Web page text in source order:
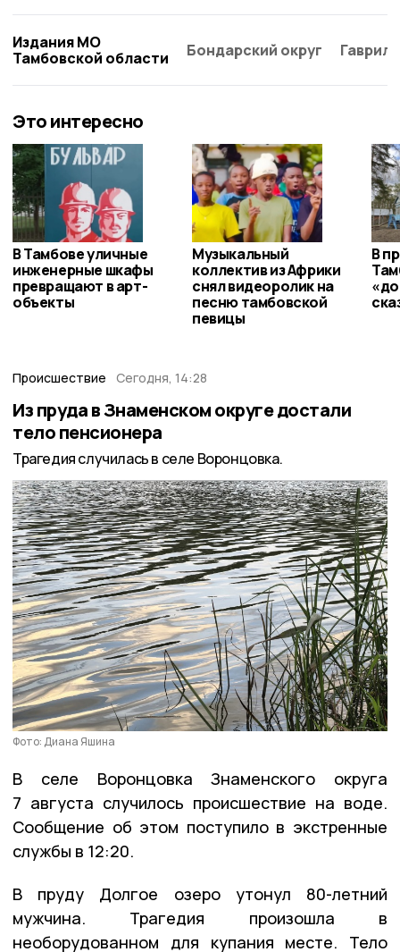
Издания МО
Тамбовской области
Бондарский округ
Это интересно
В Тамбове уличные
инженерные шкафы
превращают в арт-
объекты
Музыкальный
коллектив из Африки
снял видеоролик на
песню тамбовской
певицы
В
Происшествие Сегодня, 14:28
Из пруда в Знаменском округе достали
тело пенсионера
Трагедия случилась в селе Воронцовка.
Фото: Диана Яшина
В селе Воронцовка Знаменского округа
7 августа случилось происшествие на воде.
Сообщение об этом поступило в экстренные
службы в 12:20.
В пруду Долгое озеро утонул 80-летний
мужчина. Трагедия произошла в
необорудованном для купания месте. Тело